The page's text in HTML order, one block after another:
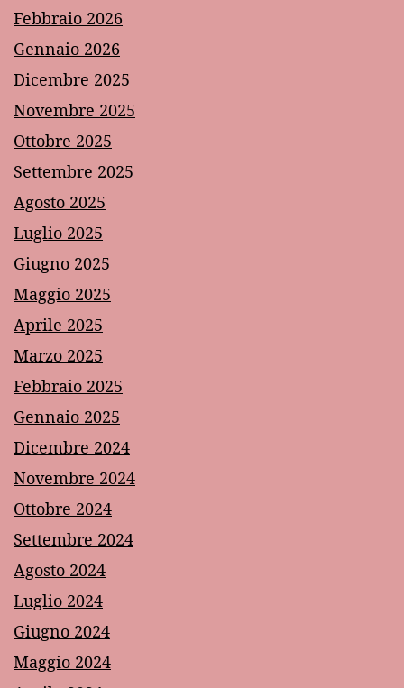
Febbraio 2026
Gennaio 2026
Dicembre 2025
Novembre 2025
Ottobre 2025
Settembre 2025
Agosto 2025
Luglio 2025
Giugno 2025
Maggio 2025
Aprile 2025
Marzo 2025
Febbraio 2025
Gennaio 2025
Dicembre 2024
Novembre 2024
Ottobre 2024
Settembre 2024
Agosto 2024
Luglio 2024
Giugno 2024
Maggio 2024